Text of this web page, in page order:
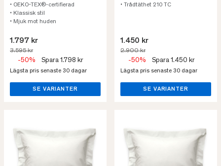
• OEKO-TEX®-certifierad
• Klassisk stil
• Mjuk mot huden
1.797 kr
3.595 kr
-50% Spara 1.798 kr
Lägsta pris senaste 30 dagar
SE VARIANTER
• Trådtäthet 210 TC
1.450 kr
2.900 kr
-50% Spara 1.450 kr
Lägsta pris senaste 30 dagar
SE VARIANTER